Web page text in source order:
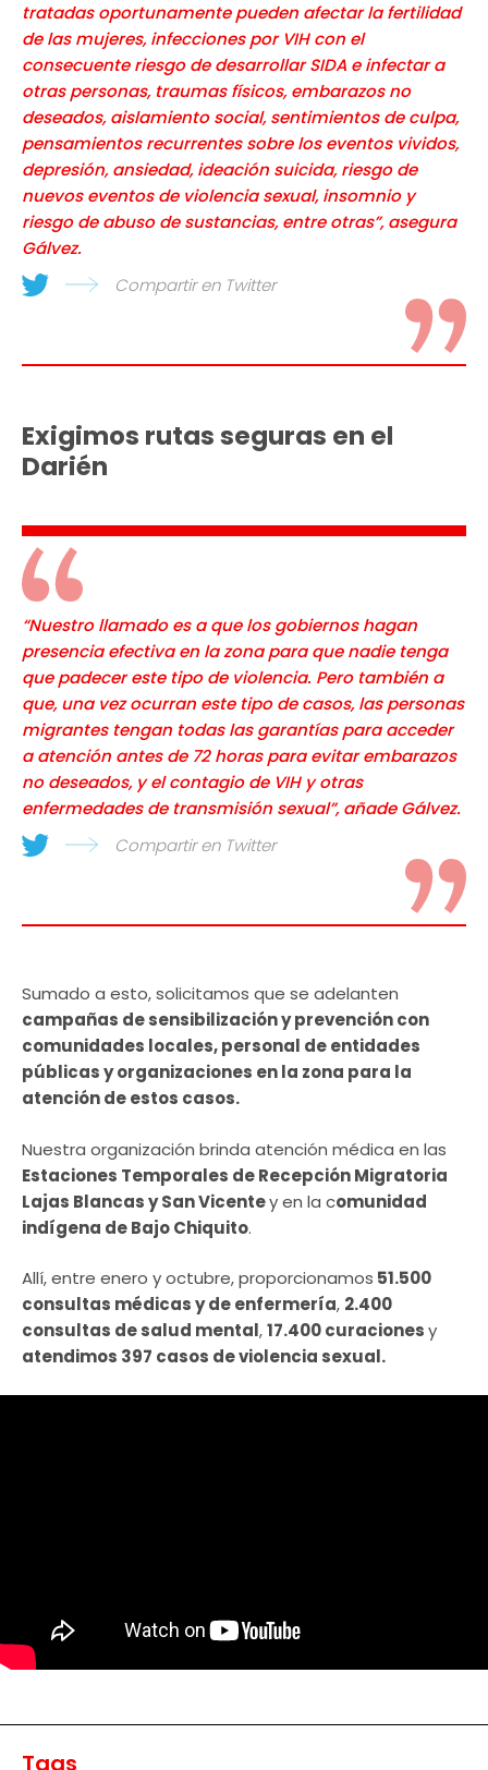
tratadas oportunamente pueden afectar la fertilidad
de las mujeres, infecciones por VIH con el
consecuente riesgo de desarrollar SIDA e infectar a
otras personas, traumas físicos, embarazos no
deseados, aislamiento social, sentimientos de culpa,
pensamientos recurrentes sobre los eventos vividos,
depresión, ansiedad, ideación suicida, riesgo de
nuevos eventos de violencia sexual, insomnio y
riesgo de abuso de sustancias, entre otras”, asegura
Gálvez.
Compartir en Twitter
Exigimos rutas seguras en el
Darién
“Nuestro llamado es a que los gobiernos hagan
presencia efectiva en la zona para que nadie tenga
que padecer este tipo de violencia. Pero también a
que, una vez ocurran este tipo de casos, las personas
migrantes tengan todas las garantías para acceder
a atención antes de 72 horas para evitar embarazos
no deseados, y el contagio de VIH y otras
enfermedades de transmisión sexual”, añade Gálvez.
Compartir en Twitter
Sumado a esto, solicitamos que se adelanten
campañas de sensibilización y prevención con
comunidades locales, personal de entidades
públicas y organizaciones en la zona para la
atención de estos casos.
Nuestra organización brinda atención médica en las
Estaciones Temporales de Recepción Migratoria
Lajas Blancas y San Vicentey en la comunidad
indígena de Bajo Chiquito.
Allí, entre enero y octubre, proporcionamos 51.500
consultas médicas y de enfermería, 2.400
consultas de salud mental,17.400 curacionesy
atendimos 397 casos de violencia sexual.
Tags